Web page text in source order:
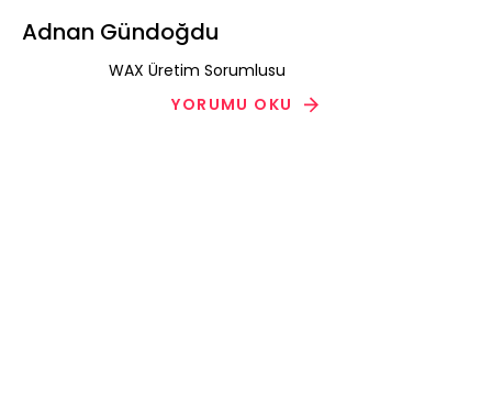
Adnan Gündoğdu
WAX Üretim Sorumlusu
YORUMU OKU